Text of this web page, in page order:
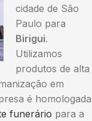
cidade de São
Paulo para
Birigui.
Utilizamos
produtos de alta
em
é homologada
funerário para a